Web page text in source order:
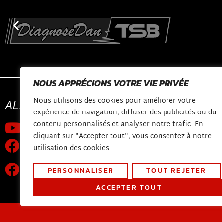
NOUS APPRÉCIONS VOTRE VIE PRIVÉE
Nous utilisons des cookies pour améliorer votre
expérience de navigation, diffuser des publicités ou du
contenu personnalisés et analyser notre trafic. En
cliquant sur "Accepter tout", vous consentez à notre
utilisation des cookies.
PERSONNALISER
TOUT REJETER
ACCEPTER TOUT
ALLONSCONNECTER
Chaîne Youtube
la page Facebook
Groupe de support technique
mondial
CONTACTER